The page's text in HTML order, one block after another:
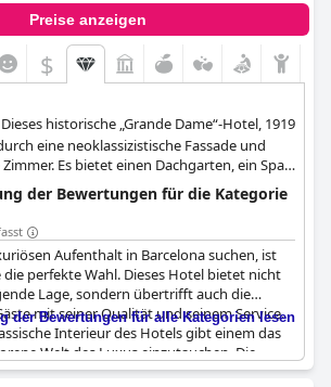
Preise anzeigen
$
Dieses historische „Grande Dame“-Hotel, 1919
eine neoklassizistische Fassade und
Es bietet einen Dachgarten, ein Spa
Sauna sowie hauseigene Restaurants
der Bewertungen für die Kategorie
Aufenthalt in Barcelona suchen, ist
die perfekte Wahl. Dieses Hotel bietet nicht
Lage, sondern übertrifft auch die
mit seiner Qualität und seinem Service.
Interieur des Hotels gibt einem das
Welt des Luxus einzutauchen. Die
geräumigen und schönen Zimmer mit
der Bewertungen für alle Kategorien lesen